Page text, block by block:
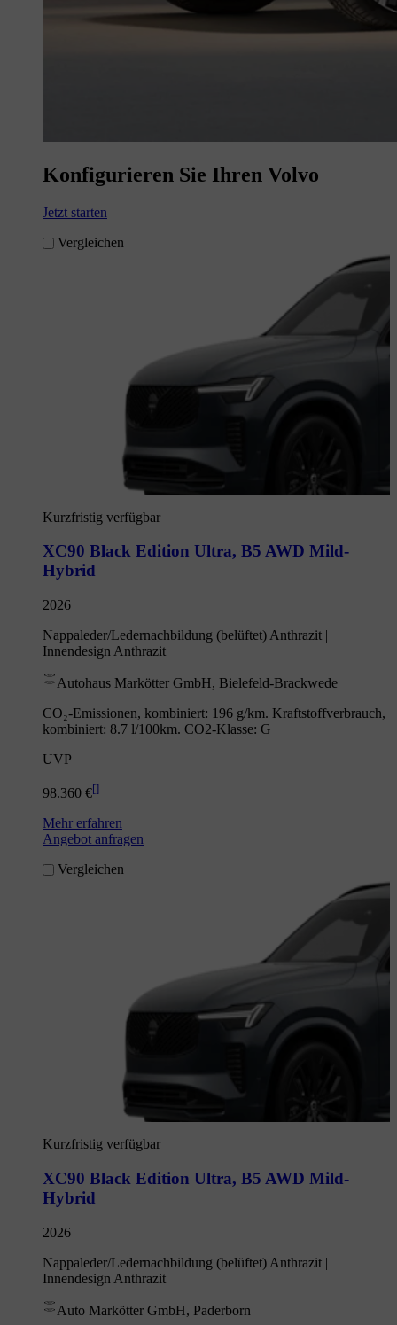
Konfigurieren Sie Ihren Volvo
Jetzt starten
Vergleichen
Kurzfristig verfügbar
XC90 Black Edition Ultra, B5 AWD Mild-
Hybrid
2026
Nappaleder/Ledernachbildung (belüftet) Anthrazit |
Innendesign Anthrazit
Autohaus Markötter GmbH, Bielefeld-Brackwede
CO₂-Emissionen, kombiniert: 196 g/km. Kraftstoffverbrauch,
kombiniert: 8.7 l/100km. CO2-Klasse: G
UVP
98.360 €[]
Mehr erfahren
Angebot anfragen
Vergleichen
Kurzfristig verfügbar
XC90 Black Edition Ultra, B5 AWD Mild-
Hybrid
2026
Nappaleder/Ledernachbildung (belüftet) Anthrazit |
Innendesign Anthrazit
Auto Markötter GmbH, Paderborn